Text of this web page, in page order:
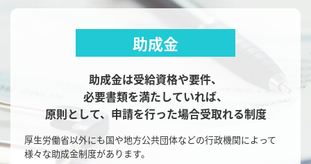
助成金
助成金は受給資格や要件、
必要書類を満たしていれば、
原則として、申請を行った場合受取れる制度
厚生労働省以外にも国や地方公共団体などの行政機関によって
様々な助成金制度があります。